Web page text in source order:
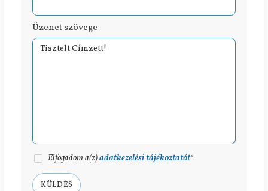
Üzenet szövege
Elfogadom a(z)adatkezelési tájékoztatót*
KÜLDÉS